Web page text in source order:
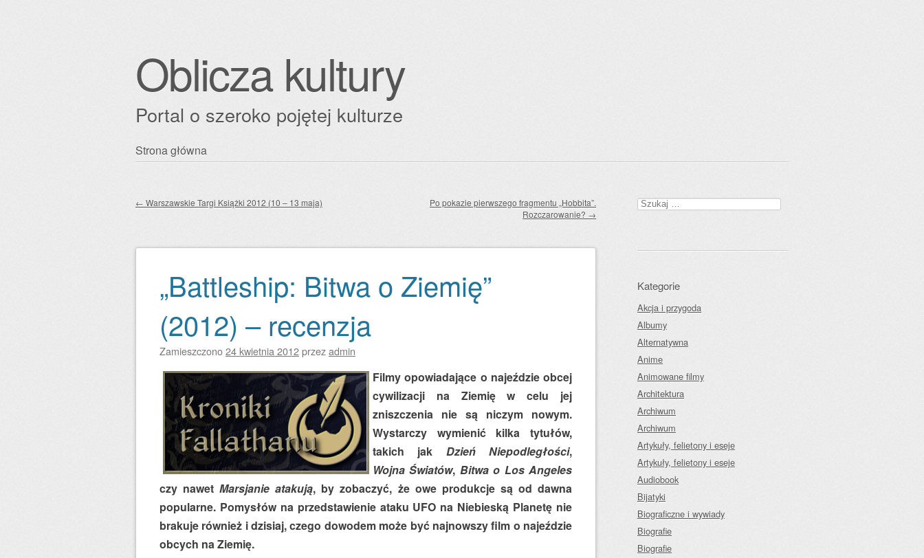
Oblicza kultury
Portal o szeroko pojętej kulturze
Przejdź
Strona główna
← Warszawskie Targi Książki 2012 (10 – 13 maja)
Po pokazie pierwszego fragmentu „Hobbita”.
Rozczarowanie? →
„Battleship: Bitwa o Ziemię”
(2012) – recenzja
Zamieszczono24 kwietnia 2012przezadmin
Filmy opowiadające o najeździe obcej
cywilizacji na Ziemię w celu jej
zniszczenia nie są niczym nowym.
Wystarczy wymienić kilka tytułów,
takich jak Dzień Niepodległości,
Wojna Światów, Bitwa o Los Angeles
czy nawetMarsjanie atakują, by zobaczyć, że owe produkcje są od dawna
popularne. Pomysłów na przedstawienie ataku UFO na Niebieską Planetę nie
brakuje również i dzisiaj, czego dowodem może być najnowszy film o najeździe
obcych na Ziemię.
Szukaj:
Kategorie
Akcja i przygoda
Albumy
Alternatywna
Anime
Animowane filmy
Architektura
Archiwum
Archiwum
Artykuły, felietony i eseje
Artykuły, felietony i eseje
Audiobook
Bijatyki
Biograficzne i wywiady
Biografie
Biografie